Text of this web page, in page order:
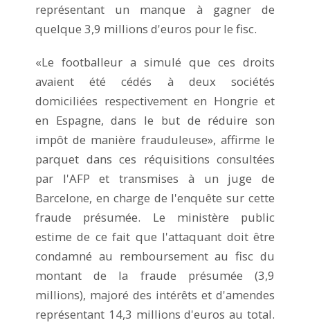
représentant un manque à gagner de
quelque 3,9 millions d'euros pour le fisc.
«Le footballeur a simulé que ces droits
avaient été cédés à deux sociétés
domiciliées respectivement en Hongrie et
en Espagne, dans le but de réduire son
impôt de manière frauduleuse», affirme le
parquet dans ces réquisitions consultées
par l'AFP et transmises à un juge de
Barcelone, en charge de l'enquête sur cette
fraude présumée. Le ministère public
estime de ce fait que l'attaquant doit être
condamné au remboursement au fisc du
montant de la fraude présumée (3,9
millions), majoré des intérêts et d'amendes
représentant 14,3 millions d'euros au total.